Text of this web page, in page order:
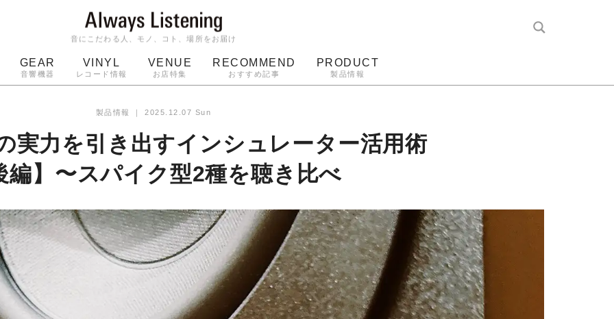
音にこだわる人、モノ、コト、場所をお届け
GEAR
音響機器
VINYL
レコード情報
VENUE
お店特集
RECOMMEND
おすすめ記事
PRODUCT
製品情報
ターンテーブル
製品情報 ｜2025.12.07 Sun
実力を引き出すインシュレーター活用術
編】〜スパイク型2種を聴き比べ